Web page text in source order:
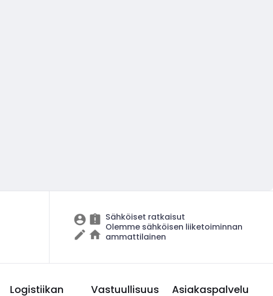
Sähköiset ratkaisut
Olemme sähköisen liiketoiminnan
ammattilainen
Logistiikan
Vastuullisuus Asiakaspalvelu